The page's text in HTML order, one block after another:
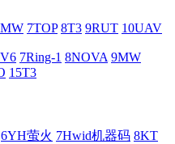
7TOP 8T3 9RUT 10UAV
7Ring-1 8NOVA 9MW
15T3
6YH萤火 7Hwid机器码 8KT